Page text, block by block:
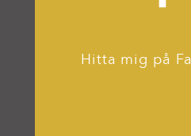
Hitta mig på